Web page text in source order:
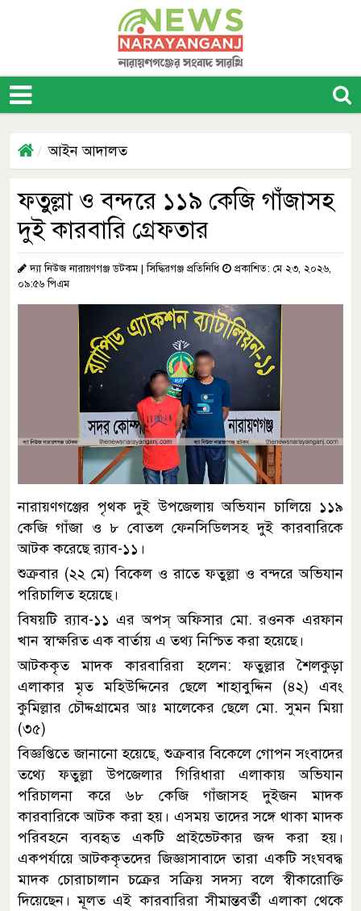
আইন আদালত
ফতুল্লা ও বন্দরে ১১৯ কেজি গাঁজাসহ
দুই কারবারি গ্রেফতার
দ্যা নিউজ নারায়ণগঞ্জ ডটকম | সিদ্ধিরগঞ্জ প্রতিনিধি
প্রকাশিত: মে ২৩, ২০২৬,
০৯:৫৬ পিএম
নারায়ণগঞ্জের পৃথক দুই উপজেলায় অভিযান চালিয়ে ১১৯
কেজি গাঁজা ও ৮ বোতল ফেনসিডিলসহ দুই কারবারিকে
আটক করেছে র‍্যাব-১১।
শুক্রবার (২২ মে) বিকেল ও রাতে ফতুল্লা ও বন্দরে অভিযান
পরিচালিত হয়েছে।
বিষয়টি র‍্যাব-১১ এর অপস্ অফিসার মো. রওনক এরফান
খান স্বাক্ষরিত এক বার্তায় এ তথ্য নিশ্চিত করা হয়েছে।
আটককৃত মাদক কারবারিরা হলেন: ফতুল্লার শৈলকুড়া
এলাকার মৃত মহিউদ্দিনের ছেলে শাহাবুদ্দিন (৪২) এবং
কুমিল্লার চৌদ্দগ্রামের আঃ মালেকের ছেলে মো. সুমন মিয়া
(৩৫)
বিজ্ঞপ্তিতে জানানো হয়েছে, শুক্রবার বিকেলে গোপন সংবাদের
তথ্যে ফতুল্লা উপজেলার গিরিধারা এলাকায় অভিযান
পরিচালনা করে ৬৮ কেজি গাঁজাসহ দুইজন মাদক
কারবারিকে আটক করা হয়। এসময় তাদের সঙ্গে থাকা মাদক
পরিবহনে ব্যবহৃত একটি প্রাইভেটকার জব্দ করা হয়।
একপর্যায়ে আটককৃতদের জিজ্ঞাসাবাদে তারা একটি সংঘবদ্ধ
মাদক চোরাচালান চক্রের সক্রিয় সদস্য বলে স্বীকারোক্তি
দিয়েছেন। মূলত এই কারবারিরা সীমান্তবর্তী এলাকা থেকে